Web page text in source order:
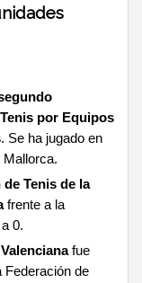
por Equipos
. Se ha jugado en
Mallorca.
Tenis de la
frente a la
0.
fue
Federación de